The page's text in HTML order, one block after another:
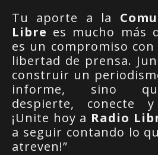
Tu aporte a la
Libre es mucho más
es un compromiso
libertad de prensa.
construir un
informe, sino
despierte, conecte
¡Unite hoy a Radio
a seguir contando lo
atreven!”